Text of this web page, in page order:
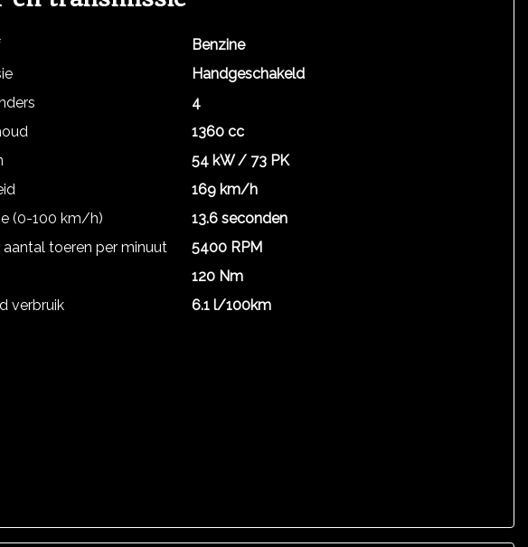
Benzine
Handgeschakeld
4
1360 cc
54 kW / 73 PK
169 km/h
(0-100 km/h)
13.6 seconden
toeren per minuut
5400 RPM
120 Nm
verbruik
6.1 l/100km